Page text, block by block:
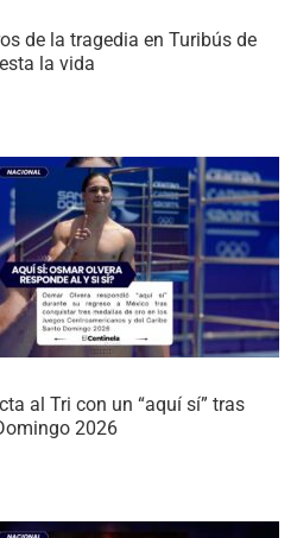
de la tragedia en Turibús de
la vida
al Tri con un “aquí sí” tras
2026